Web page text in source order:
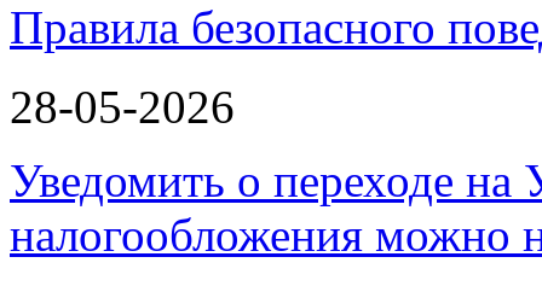
Правила безопасного
28-05-2026
Уведомить о переходе
налогообложения можно